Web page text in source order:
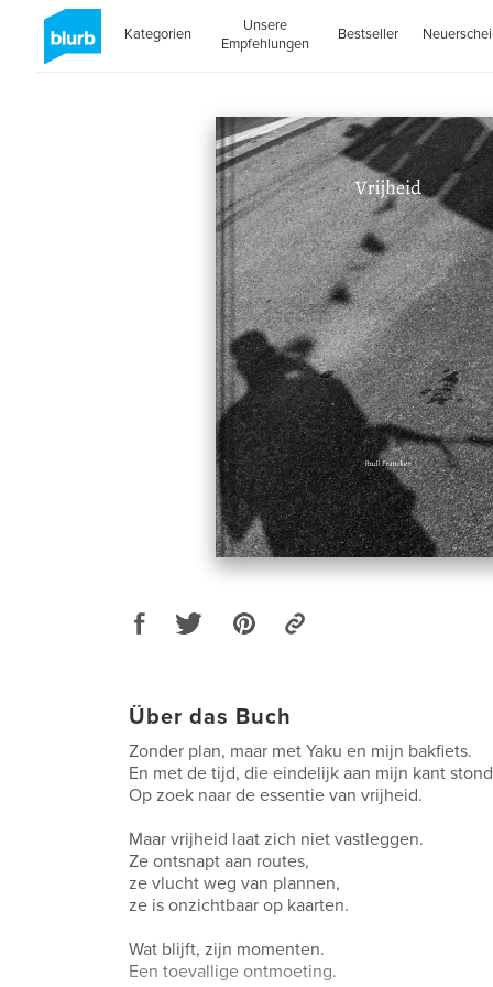
Kategorien
Unsere
Empfehlungen
Bestseller
Über das Buch
Zonder plan, maar met Yaku en mijn bakfiets.
En met de tijd, die eindelijk aan mijn kant
Op zoek naar de essentie van vrijheid.
Maar vrijheid laat zich niet vastleggen.
Ze ontsnapt aan routes,
ze vlucht weg van plannen,
ze is onzichtbaar op kaarten.
Wat blijft, zijn momenten.
Een toevallige ontmoeting.